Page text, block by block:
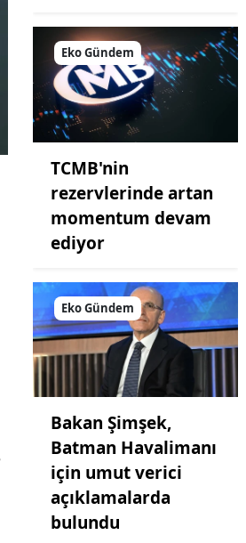
Eko Gündem
TCMB'nin
rezervlerinde artan
momentum devam
ediyor
Eko Gündem
Bakan Şimşek,
Batman Havalimanı
için umut verici
açıklamalarda
bulundu